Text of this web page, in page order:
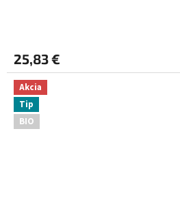
25,83 €
Akcia
Tip
BIO